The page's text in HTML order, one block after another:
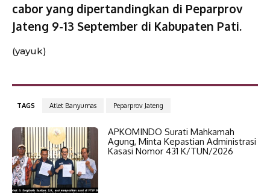
cabor yang dipertandingkan di Peparprov
Jateng 9-13 September di Kabupaten Pati.
(yayuk)
TAGS Atlet Banyumas Peparprov Jateng
APKOMINDO Surati Mahkamah
Agung, Minta Kepastian Administrasi
Kasasi Nomor 431 K/TUN/2026